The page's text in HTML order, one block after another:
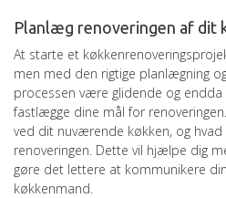
Planlæg renoveringen af dit
At starte et
men med den rigtige planlægning
processen være glidende og
fastlægge dine mål for
ved dit nuværende køkken, og
renoveringen. Dette vil hjælpe dig
gøre det lettere at kommunikere
køkkenmand.